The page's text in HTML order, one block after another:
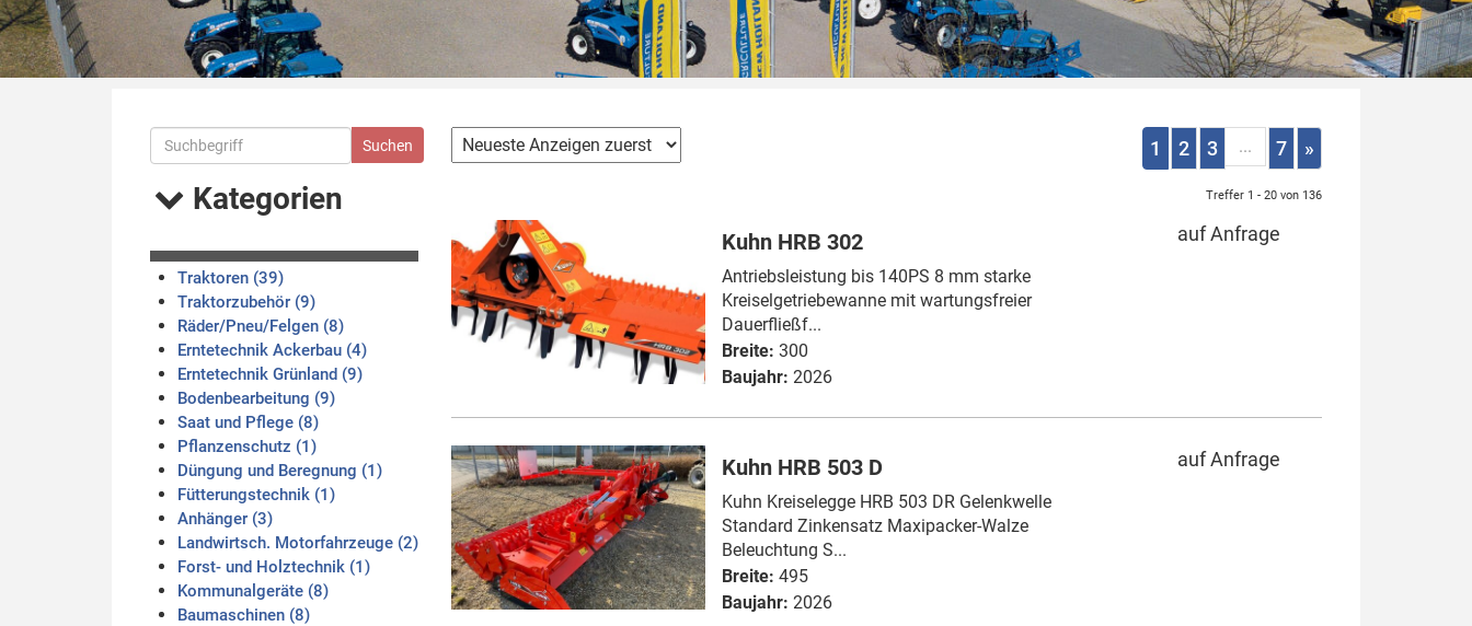
Kategorien
Traktoren (39)
Traktorzubehör (9)
Räder/Pneu/Felgen (8)
Erntetechnik Ackerbau (4)
Erntetechnik Grünland (9)
Bodenbearbeitung (9)
Saat und Pflege (8)
Pflanzenschutz (1)
Düngung und Beregnung (1)
Fütterungstechnik (1)
Anhänger (3)
Landwirtsch. Motorfahrzeuge (2)
Forst- und Holztechnik (1)
Kommunalgeräte (8)
Baumaschinen (8)
1 2 3 ... 7 »
Treffer 1 - 20 von 136
Kuhn HRB 302
Antriebsleistung bis 140PS 8 mm starke
Kreiselgetriebewanne mit wartungsfreier
Dauerfließf...
Breite: 300
Baujahr: 2026
auf Anfrage
Kuhn HRB 503 D
Kuhn Kreiselegge HRB 503 DR Gelenkwelle
Standard Zinkensatz Maxipacker-Walze
Beleuchtung S...
Breite: 495
Baujahr: 2026
auf Anfrage